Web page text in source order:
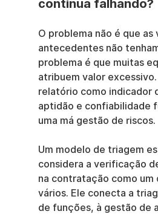
continua falhando?
O problema não é que
antecedentes não
problema é que muitas
atribuem valor excessivo.
relatório como indicador
aptidão e confiabilidade
uma má gestão de riscos.
Um modelo de triagem
considera a verificação
na contratação como
vários. Ele conecta a
de funções, à gestão de